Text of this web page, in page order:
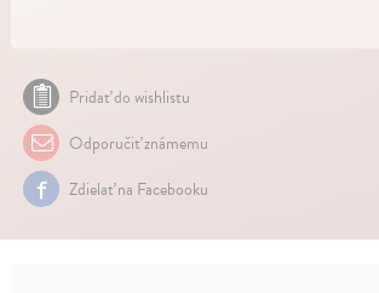
Pridať do wishlistu
Odporučiť známemu
Zdielať na Facebooku